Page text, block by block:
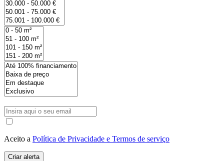
Aceito a Política de Privacidade e Termos de serviço